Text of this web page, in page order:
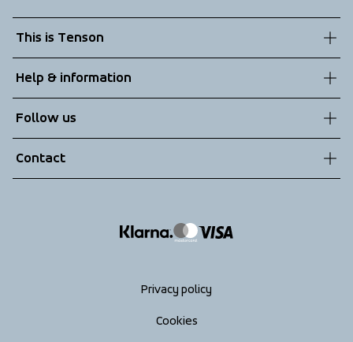
This is Tenson
Sustainability
Technologies
Help & information
Terms & Conditions
Returns
Follow us
Contact
Privacy policy
Cookies